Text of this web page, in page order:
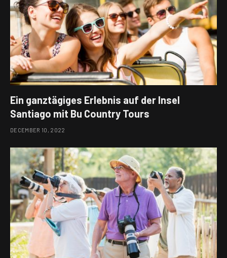
Ein ganztägiges Erlebnis auf der Insel
Santiago mit Bu Country Tours
DECEMBER 10, 2022